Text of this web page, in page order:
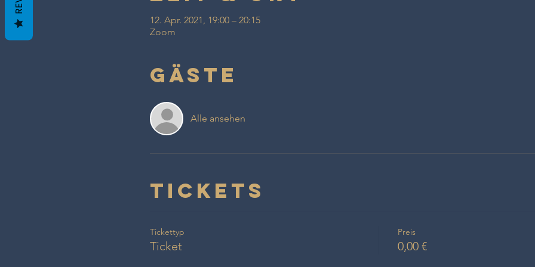
12. Apr. 2021, 19:00 – 20:15
Zoom
Gäste
Alle ansehen
Tickets
Tickettyp
Ticket
Preis
0,00 €